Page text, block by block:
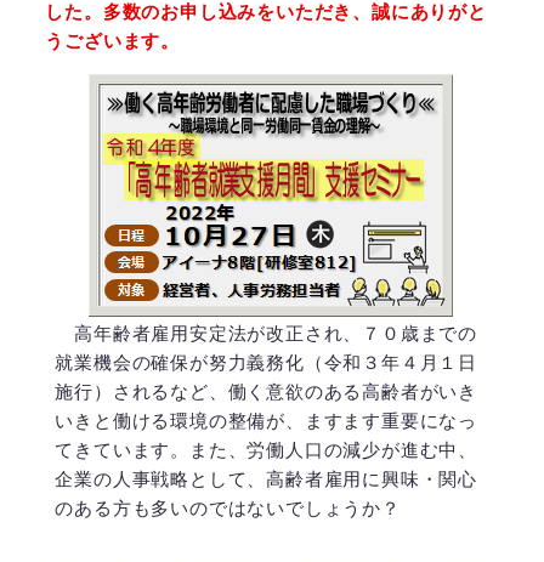
した。多数のお申し込みをいただき、誠にありがと
うございます。
高年齢者雇用安定法が改正され、７０歳までの
就業機会の確保が努力義務化（令和３年４月１日
施行）されるなど、働く意欲のある高齢者がいき
いきと働ける環境の整備が、ますます重要になっ
てきています。また、労働人口の減少が進む中、
企業の人事戦略として、高齢者雇用に興味・関心
のある方も多いのではないでしょうか？